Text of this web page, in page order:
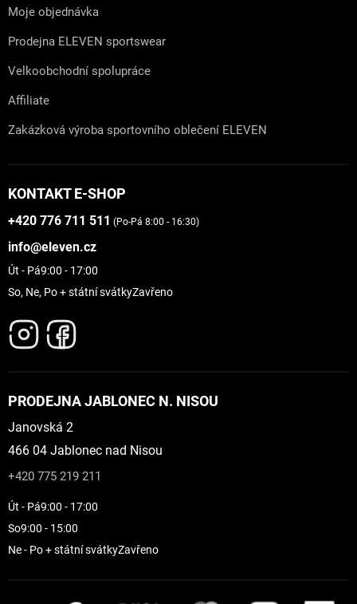
Moje objednávka
Prodejna ELEVEN sportswear
Velkoobchodní spolupráce
Affiliate
Zakázková výroba sportovního oblečení ELEVEN
KONTAKT E-SHOP
+420 776 711 511 (Po-Pá 8:00 - 16:30)
info@eleven.cz
Út - Pá9:00 - 17:00
So, Ne, Po + státní svátkyZavřeno
PRODEJNA JABLONEC N. NISOU
Janovská 2
466 04 Jablonec nad Nisou
+420 775 219 211
Út - Pá9:00 - 17:00
So9:00 - 15:00
Ne - Po + státní svátkyZavřeno